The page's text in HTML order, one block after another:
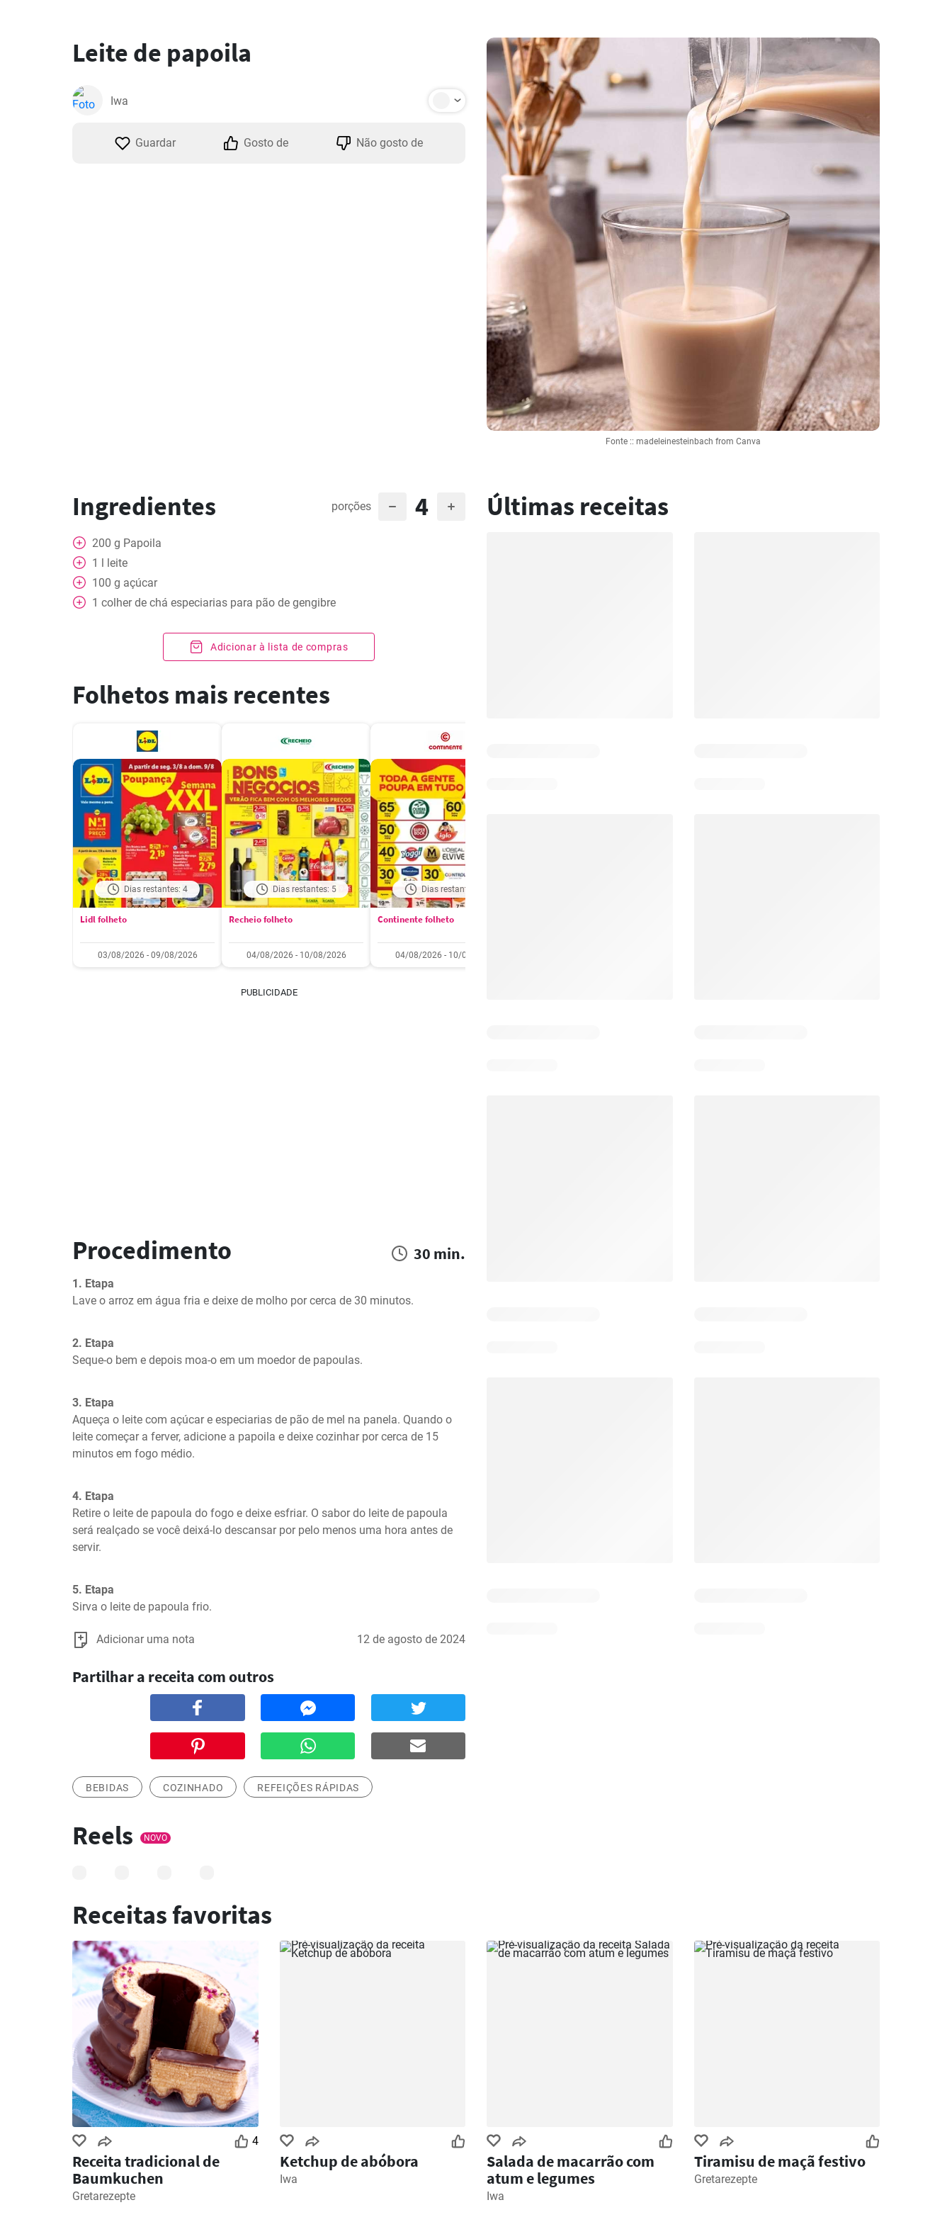
Fonte :: madeleinesteinbach from Canva
Leite de papoila
Iwa
Guardar Gosto de Não gosto de
Ingredientes porções 4
200 g Papoila
1 l leite
100 g açúcar
1 colher de chá especiarias para pão de gengibre
Adicionar à lista de compras
Folhetos mais recentes
Dias restantes: 4
Lidl folheto
03/08/2026 - 09/08/2026
Dias restantes: 5
Recheio folheto
04/08/2026 - 10/08/2026
Dias restantes: 5
Continente folheto
04/08/2026 - 10/08/2026
PUBLICIDADE
Procedimento 30 min.
1. Etapa
Lave o arroz em água fria e deixe de molho por cerca de 30 minutos.
2. Etapa
Seque-o bem e depois moa-o em um moedor de papoulas.
3. Etapa
Aqueça o leite com açúcar e especiarias de pão de mel na panela. Quando o
leite começar a ferver, adicione a papoila e deixe cozinhar por cerca de 15
minutos em fogo médio.
4. Etapa
Retire o leite de papoula do fogo e deixe esfriar. O sabor do leite de papoula
será realçado se você deixá-lo descansar por pelo menos uma hora antes de
servir.
5. Etapa
Sirva o leite de papoula frio.
Adicionar uma nota 12 de agosto de 2024
Partilhar a receita com outros
BEBIDAS COZINHADO REFEIÇÕES RÁPIDAS
Últimas receitas
Reels NOVO
Receitas favoritas
4
Receita tradicional de
Baumkuchen
Gretarezepte
Ketchup de abóbora
Iwa
Salada de macarrão com
atum e legumes
Iwa
Tiramisu de maçã festivo
Gretarezepte